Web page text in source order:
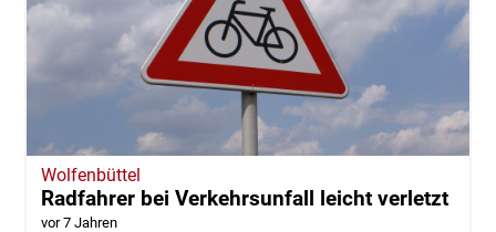
Wolfenbüttel
Radfahrer bei Verkehrsunfall leicht verletzt
vor 7 Jahren